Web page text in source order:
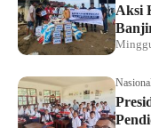
Aksi